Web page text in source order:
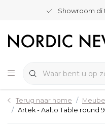
Showroom di
Terug naar home
Artek - Aalto Table round